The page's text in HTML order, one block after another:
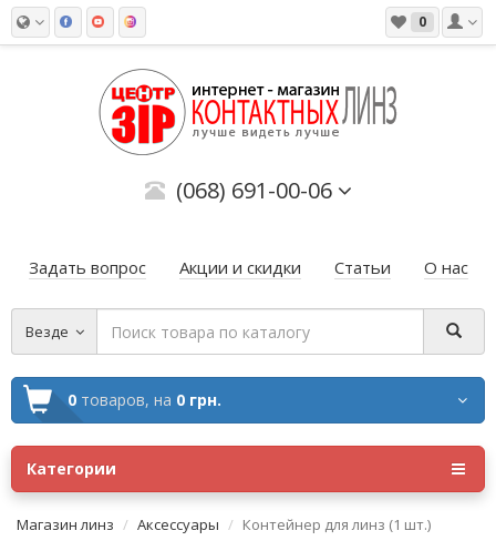
0
(068) 691-00-06
Задать вопрос Акции и скидки Статьи О нас
Везде
0 товаров, на 0 грн.
Категории
Магазин линз Аксессуары Контейнер для линз (1 шт.)